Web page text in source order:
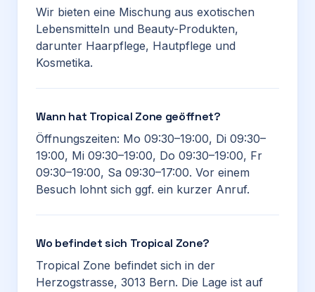
Wir bieten eine Mischung aus exotischen
Lebensmitteln und Beauty-Produkten,
darunter Haarpflege, Hautpflege und
Kosmetika.
Wann hat Tropical Zone geöffnet?
Öffnungszeiten: Mo 09:30–19:00, Di 09:30–
19:00, Mi 09:30–19:00, Do 09:30–19:00, Fr
09:30–19:00, Sa 09:30–17:00. Vor einem
Besuch lohnt sich ggf. ein kurzer Anruf.
Wo befindet sich Tropical Zone?
Tropical Zone befindet sich in der
Herzogstrasse, 3013 Bern. Die Lage ist auf